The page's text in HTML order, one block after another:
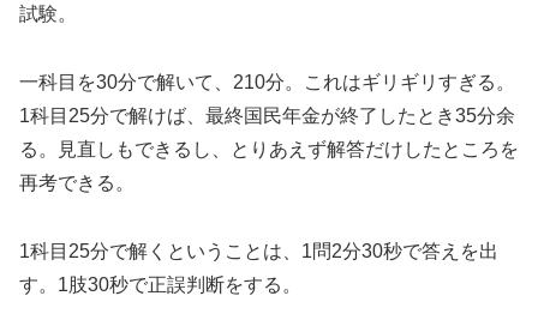
試験。
一科目を30分で解いて、210分。これはギリギリすぎる。
1科目25分で解けば、最終国民年金が終了したとき35分余
る。見直しもできるし、とりあえず解答だけしたところを
再考できる。
1科目25分で解くということは、1問2分30秒で答えを出
す。1肢30秒で正誤判断をする。